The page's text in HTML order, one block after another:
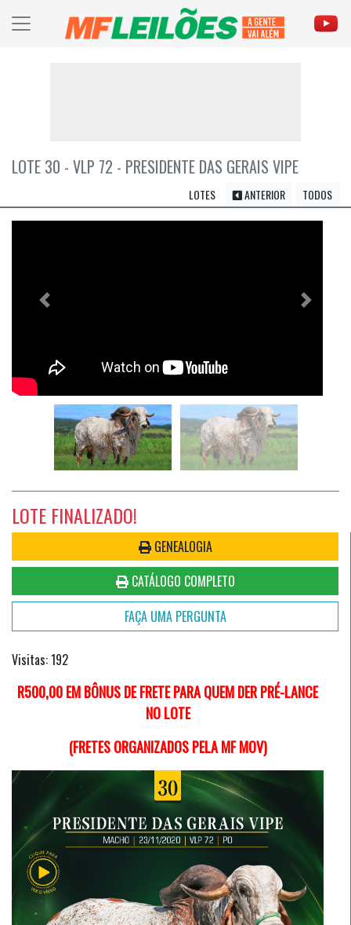
LOTE 30 - VLP 72 - PRESIDENTE DAS GERAIS VIPE
LOTES ANTERIOR TODOS
Previous Próximo
LOTE FINALIZADO!
GENEALOGIA
CATÁLOGO COMPLETO
FAÇA UMA PERGUNTA
Visitas: 192
R500,00 EM BÔNUS DE FRETE PARA QUEM DER PRÉ-LANCE
NO LOTE
(FRETES ORGANIZADOS PELA MF MOV)